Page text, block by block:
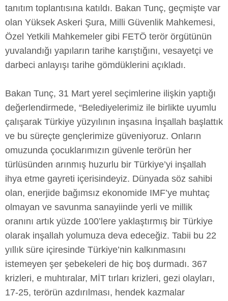
tanıtım toplantısına katıldı. Bakan Tunç, geçmişte var
olan Yüksek Askeri Şura, Milli Güvenlik Mahkemesi,
Özel Yetkili Mahkemeler gibi FETÖ terör örgütünün
yuvalandığı yapıların tarihe karıştığını, vesayetçi ve
darbeci anlayışı tarihe gömdüklerini açıkladı.
Bakan Tunç, 31 Mart yerel seçimlerine ilişkin yaptığı
değerlendirmede, “Belediyelerimiz ile birlikte uyumlu
çalışarak Türkiye yüzyılının inşasına İnşallah başlattık
ve bu süreçte gençlerimize güveniyoruz. Onların
omuzunda çocuklarımızın güvenle terörün her
türlüsünden arınmış huzurlu bir Türkiye’yi inşallah
ihya etme gayreti içerisindeyiz. Dünyada söz sahibi
olan, enerjide bağımsız ekonomide IMF’ye muhtaç
olmayan ve savunma sanayiinde yerli ve millik
oranını artık yüzde 100’lere yaklaştırmış bir Türkiye
olarak inşallah yolumuza deva edeceğiz. Tabii bu 22
yıllık süre içiresinde Türkiye’nin kalkınmasını
istemeyen şer şebekeleri de hiç boş durmadı. 367
krizleri, e muhtıralar, MİT tırları krizleri, gezi olayları,
17-25, terörün azdırılması, hendek kazmalar